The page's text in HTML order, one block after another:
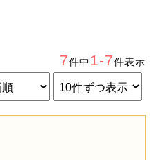
7件中1-7件表示